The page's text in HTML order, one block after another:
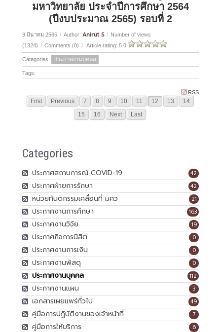
มหาวิทยาลัย ประจำปีการศึกษา 2564
(ปีงบประมาณ 2565) รอบที่ 2
9 มีนาคม 2565 / Author: Anirut S / Number of views
(1324) / Comments (0) / Article rating: 5.0
Categories: ประกาศงานบุคคล
Tags:
RSS
First Previous 7 8 9 10 11 12 13
14
15
16 Next Last
Categories
42
ประกาศสถานการณ์ COVID-19
42
ประกาศฝ่ายการรักษา
21
หน่วยทันตกรรมเคลื่อนที่ มศว
163
ประกาศงานการศึกษา
19
ประกาศงานวิจัย
0
ประกาศกิจการนิสิต
0
ประกาศงานการเงิน
0
ประกาศงานพัสดุ
112
ประกาศงานบุคคล
3
ประกาศงานแผน
49
เอกสารเผยแพร่ทั่วไป
7
คู่มือการปฏิบัติงานของเจ้าหน้าที่
6
คู่มือการให้บริการ